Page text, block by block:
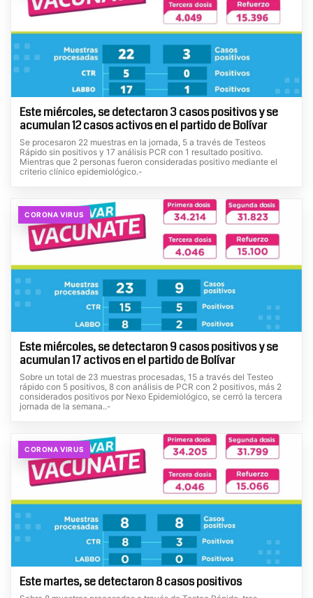
Este miércoles, se detectaron 3 casos positivos y se
acumulan 12 casos activos en el partido de Bolívar
Se procesaron 22 muestras en la jornada, 5 a través de Testeos
Rápido sin positivos y 17 análisis PCR con 1 resultado positivo.
Mientras que 2 personas fueron consideradas positivo mediante el
criterio clínico epidemiológico.-
CORONA VIRUS
Este miércoles, se detectaron 9 casos positivos y se
acumulan 17 activos en el partido de Bolívar
Sobre un total de 23 muestras procesadas, 15 a través del Testeo
rápido con 5 positivos, 8 con análisis de PCR con 2 positivos, más 2
considerados positivos por Nexo Epidemiológico, se cerró la tercera
jornada de la semana..-
CORONA VIRUS
Este martes, se detectaron 8 casos positivos